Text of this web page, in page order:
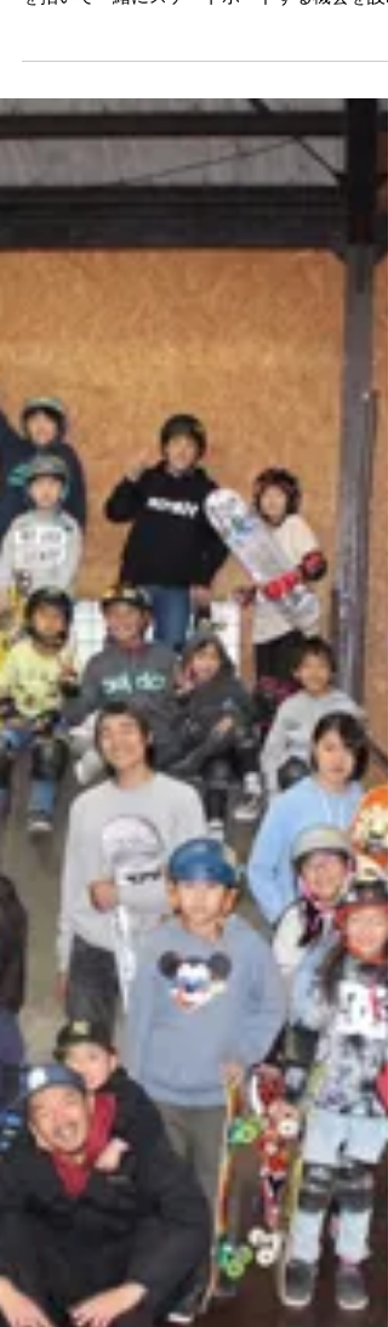
LISTEN TO GO UEDA♪
最近では、そんなこんなでスケートボードを
を招いて一緒にスケートボードする機会を設
ております。 （先日は上田豪PRO率いる13MIND
チームの世界チャンピオン達にもお越しいた